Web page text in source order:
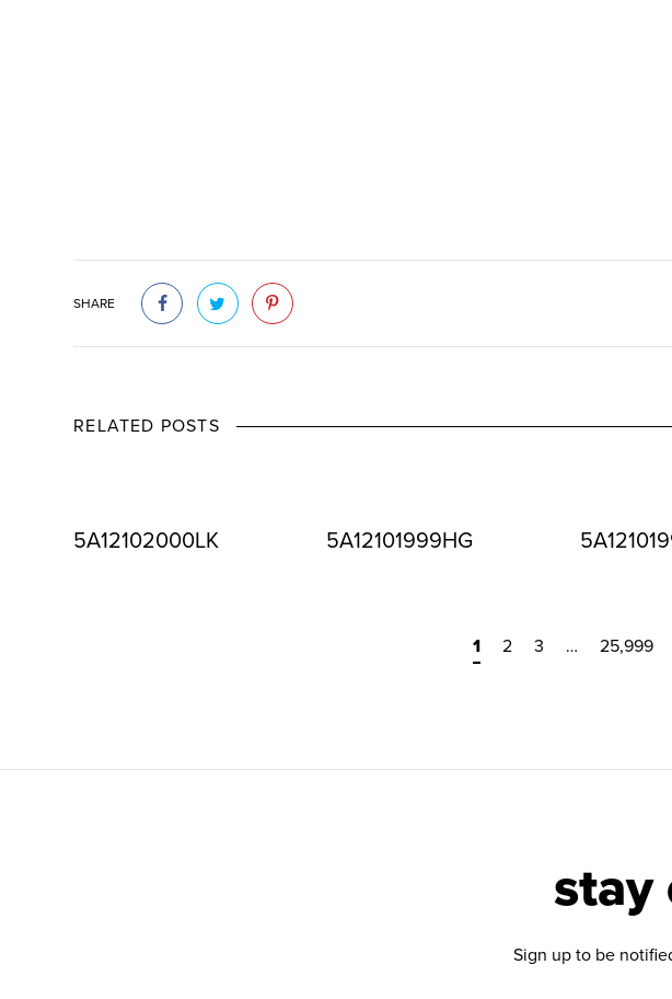
SHARE
RELATED POSTS
5A12102000LK 5A12101999HG
1 2 3 … 25,999
stay
Sign up to be